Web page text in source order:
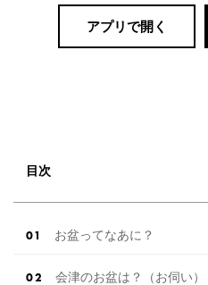
アプリで開く
目次
お盆ってなあに？
会津のお盆は？（お伺い）